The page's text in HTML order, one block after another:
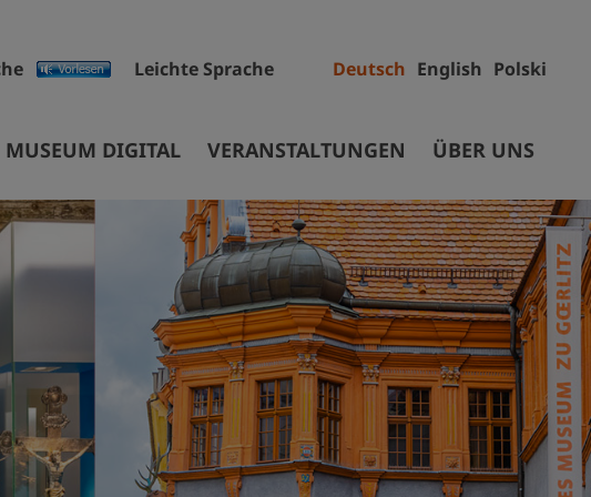
Leichte Sprache Deutsch English Polski
DIGITAL
Zgorzelec
VERANSTALTUNGEN ÜBER UNS
Mitarbeiter
Projekte
Ausschreibungen
Sammlungen
Museumsgebäude
Stiftung
Auftrag und Geschichte
Partner